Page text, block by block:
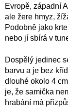
Evropě, západní
ale žere hmyz,
Podobně jako
nebo jí sbírá v
Dospělý jedinec
barvu a je bez
dlouhé okolo 4
je, že samička
hrabání má